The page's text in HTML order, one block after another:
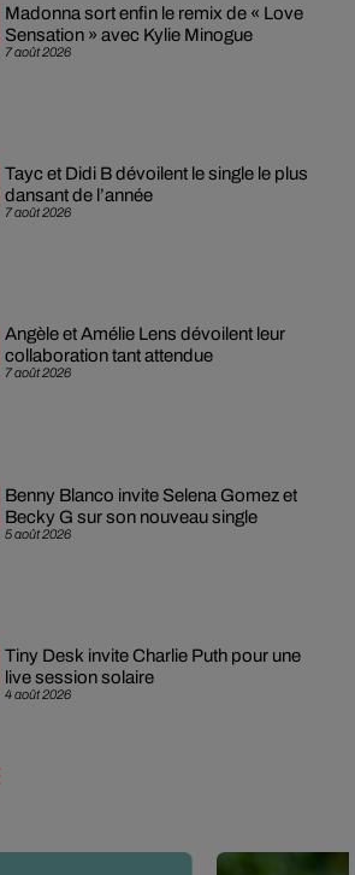
7 août 2026
Madonna sort enfin le remix de « Love
Sensation » avec Kylie Minogue
7 août 2026
Tayc et Didi B dévoilent le single le plus
dansant de l’année
7 août 2026
Angèle et Amélie Lens dévoilent leur
collaboration tant attendue
5 août 2026
Benny Blanco invite Selena Gomez et
Becky G sur son nouveau single
4 août 2026
Tiny Desk invite Charlie Puth pour une
live session solaire